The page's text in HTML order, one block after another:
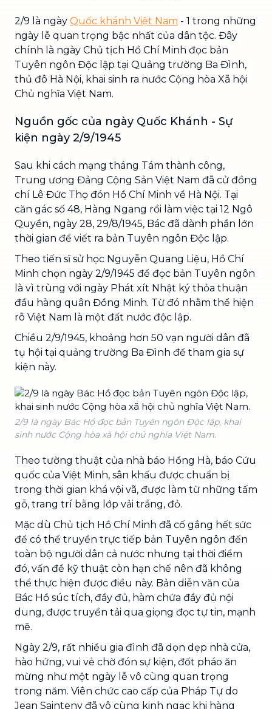
2/9 là ngày Quốc khánh Việt Nam - 1 trong những
ngày lễ quan trọng bậc nhất của dân tộc. Đây
chính là ngày Chủ tịch Hồ Chí Minh đọc bản
Tuyên ngôn Độc lập tại Quảng trường Ba Đình,
thủ đô Hà Nội, khai sinh ra nước Cộng hòa Xã hội
Chủ nghĩa Việt Nam.
Nguồn gốc của ngày Quốc Khánh - Sự
kiện ngày 2/9/1945
Sau khi cách mạng tháng Tám thành công,
Trung ương Đảng Cộng Sản Việt Nam đã cử đồng
chí Lê Đức Thọ đón Hồ Chí Minh về Hà Nội. Tại
căn gác số 48, Hàng Ngang rồi làm việc tại 12 Ngô
Quyền, ngày 28, 29/8/1945, Bác đã dành phần lớn
thời gian để viết ra bản Tuyên ngôn Độc lập.
Theo tiến sĩ sử học Nguyễn Quang Liệu, Hồ Chí
Minh chọn ngày 2/9/1945 để đọc bản Tuyên ngôn
là vì trùng với ngày Phát xít Nhật ký thỏa thuận
đầu hàng quân Đồng Minh. Từ đó nhằm thể hiện
rõ Việt Nam là một đất nước độc lập.
Chiều 2/9/1945, khoảng hơn 50 vạn người dân đã
tụ hội tại quảng trường Ba Đình để tham gia sự
kiện này.
2/9 là ngày Bác Hồ đọc bản Tuyên ngôn Độc lập, khai
sinh nước Cộng hòa xã hội chủ nghĩa Việt Nam.
Theo tường thuật của nhà báo Hồng Hà, báo Cứu
quốc của Việt Minh, sân khấu được chuẩn bị
trong thời gian khá vội vã, được làm từ những tấm
gỗ, trang trí bằng lớp vải trắng, đỏ.
Mặc dù Chủ tịch Hồ Chí Minh đã cố gắng hết sức
để có thể truyền trực tiếp bản Tuyên ngôn đến
toàn bộ người dân cả nước nhưng tại thời điểm
đó, vấn đề kỹ thuật còn hạn chế nên đã không
thể thực hiện được điều này. Bản diễn văn của
Bác Hồ súc tích, đầy đủ, hàm chứa đầy đủ nội
dung, được truyền tải qua giọng đọc tự tin, mạnh
mẽ.
Ngày 2/9, rất nhiều gia đình đã dọn dẹp nhà cửa,
hào hứng, vui vẻ chờ đón sự kiện, đốt pháo ăn
mừng như một ngày lễ vô cùng quan trọng
trong năm. Viên chức cao cấp của Pháp Tự do
Jean Sainteny đã vô cùng kinh ngạc khi hàng